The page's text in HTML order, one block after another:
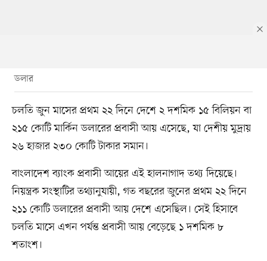
ডলার
চলতি জুন মাসের প্রথম ২২ দিনে দেশে ২ দশমিক ১৫ বিলিয়ন বা
২১৫ কোটি মার্কিন ডলারের প্রবাসী আয় এসেছে, যা দেশীয় মুদ্রায়
২৬ হাজার ২৩০ কোটি টাকার সমান।
বাংলাদেশ ব্যাংক প্রবাসী আয়ের এই হালনাগাদ তথ্য দিয়েছে।
নিয়ন্ত্রক সংস্থাটির তথ্যানুযায়ী, গত বছরের জুনের প্রথম ২২ দিনে
২১১ কোটি ডলারের প্রবাসী আয় দেশে এসেছিল। সেই হিসাবে
চলতি মাসে এখন পর্যন্ত প্রবাসী আয় বেড়েছে ১ দশমিক ৮
শতাংশ।